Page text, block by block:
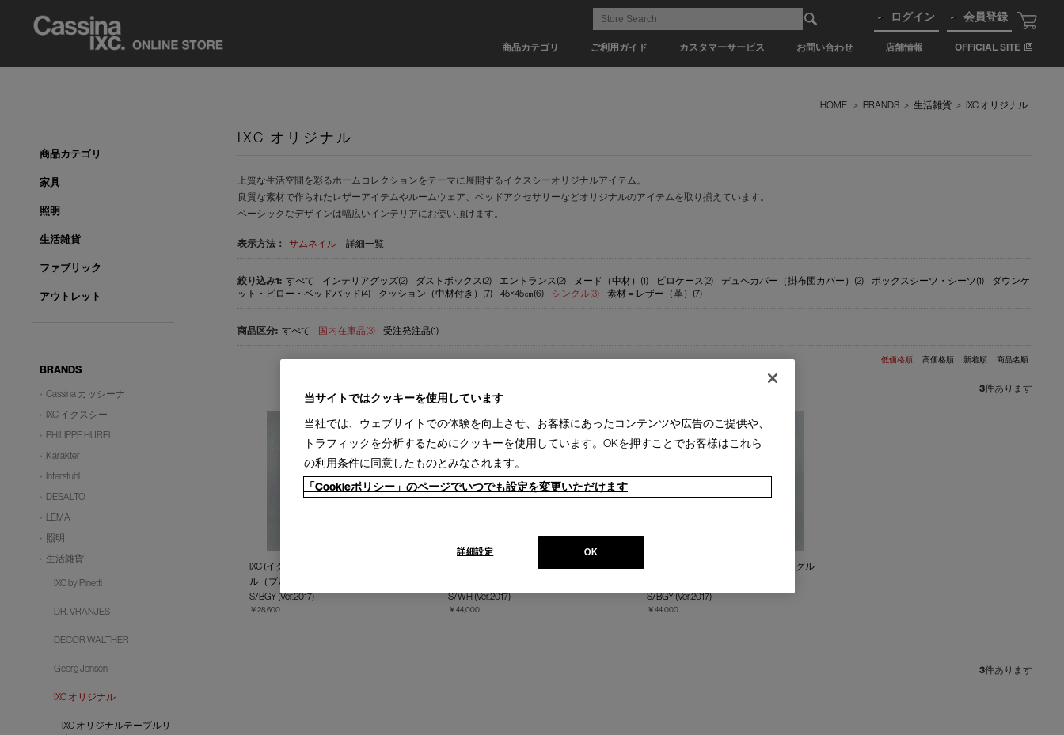
商品カテゴリ ご利用ガイド カスタマーサービス お問い合わせ 店舗情報 OFFICIAL SITE
ログイン 会員登録
HOME > BRANDS > 生活雑貨 > IXC オリジナル
IXC オリジナル
上質な生活空間を彩るホームコレクションをテーマに展開するイクスシーオリジナルアイテム。
良質な素材で作られたレザーアイテムやルームウェア、ベッドアクセサリーなどオリジナルのアイテムを取り揃えています。
ベーシックなデザインは幅広いインテリアにお使い頂けます。
表示方法： サムネイル 詳細一覧
すべて インテリアグッズ(2) ダストボックス(2) エントランス(2) ヌード（中材）(1) ピロケース(2) デュベカバー（掛布団カバー）(2) ボックスシーツ・シーツ(1)
ダウンケ
ット・ピロー・ベッドパッド(4)
クッション（中材付き）(7) 45×45㎝(6) シングル(3) 素材＝レザー（革）(7)
すべて 国内在庫品(3) 受注発注品(1)
低価格順 高価格順 新着順 商品名順
3件あります
IXC (イクスシー) - ボックスシーツ シング
ル（ブルーグレー）
S/BGY (Ver.2017)
￥28,600
IXC (イクスシー) - デュベカバーシングル
S/WH (Ver.2017)
￥44,000
IXC (イクスシー) - デュベカバーシングル
S/BGY (Ver.2017)
￥44,000
3件あります
商品カテゴリ
家具
照明
生活雑貨
ファブリック
アウトレット
BRANDS
Cassina カッシーナ
IXC イクスシー
PHILIPPE HUREL
Karakter
Interstuhl
DESALTO
LEMA
照明
生活雑貨
IXC by Pinetti
DR. VRANJES
DECOR WALTHER
Georg Jensen
IXC オリジナル
IXC オリジナルテーブルリ
当サイトではクッキーを使用しています
当社では、ウェブサイトでの体験を向上させ、お客様にあったコンテンツや広告のご提供や、
トラフィックを分析するためにクッキーを使用しています。OKを押すことでお客様はこれら
の利用条件に同意したものとみなされます。
「Cookieポリシー」のページでいつでも設定を変更いただけます
OK
詳細設定